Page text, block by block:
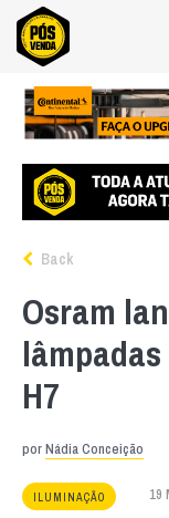
Back
Osram
H7
porNádia Conceição
ILUMINAÇÃO 19